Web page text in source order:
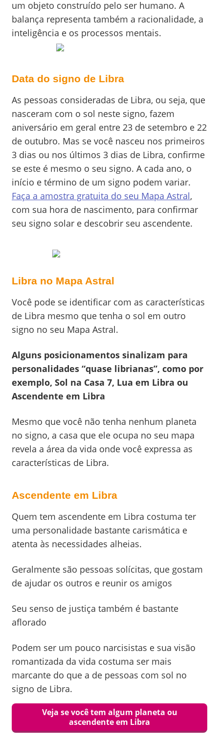
um objeto construído pelo ser humano. A
balança representa também a racionalidade, a
inteligência e os processos mentais.
Data do signo de Libra
As pessoas consideradas de Libra, ou seja, que
nasceram com o sol neste signo, fazem
aniversário em geral entre 23 de setembro e 22
de outubro. Mas se você nasceu nos primeiros
3 dias ou nos últimos 3 dias de Libra, confirme
se este é mesmo o seu signo. A cada ano, o
início e término de um signo podem variar.
Faça a amostra gratuita do seu Mapa Astral,
com sua hora de nascimento, para confirmar
seu signo solar e descobrir seu ascendente.
Libra no Mapa Astral
Você pode se identificar com as características
de Libra mesmo que tenha o sol em outro
signo no seu Mapa Astral.
Alguns posicionamentos sinalizam para
personalidades “quase librianas”, como por
exemplo, Sol na Casa 7, Lua em Libra ou
Ascendente em Libra
Mesmo que você não tenha nenhum planeta
no signo, a casa que ele ocupa no seu mapa
revela a área da vida onde você expressa as
características de Libra.
Ascendente em Libra
Quem tem ascendente em Libra costuma ter
uma personalidade bastante carismática e
atenta às necessidades alheias.
Geralmente são pessoas solícitas, que gostam
de ajudar os outros e reunir os amigos
Seu senso de justiça também é bastante
aflorado
Podem ser um pouco narcisistas e sua visão
romantizada da vida costuma ser mais
marcante do que a de pessoas com sol no
signo de Libra.
Veja se você tem algum planeta ou
ascendente em Libra